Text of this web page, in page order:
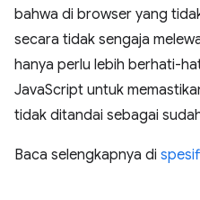
bahwa di browser yang
secara tidak sengaja
hanya perlu lebih berhati-
JavaScript untuk
tidak ditandai sebagai
Baca selengkapnya di